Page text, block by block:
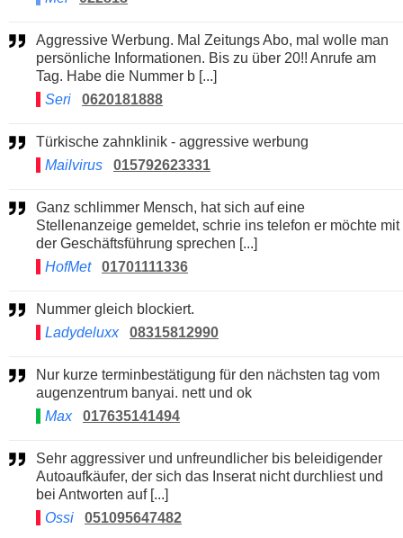
Aggressive Werbung. Mal Zeitungs Abo, mal wolle man
persönliche Informationen. Bis zu über 20!! Anrufe am
Tag. Habe die Nummer b [...]
Seri
0620181888
Türkische zahnklinik - aggressive werbung
Mailvirus
015792623331
Ganz schlimmer Mensch, hat sich auf eine
Stellenanzeige gemeldet, schrie ins telefon er möchte mit
der Geschäftsführung sprechen [...]
HofMet
01701111336
Nummer gleich blockiert.
Ladydeluxx
08315812990
Nur kurze terminbestätigung für den nächsten tag vom
augenzentrum banyai. nett und ok
Max
017635141494
Sehr aggressiver und unfreundlicher bis beleidigender
Autoaufkäufer, der sich das Inserat nicht durchliest und
bei Antworten auf [...]
Ossi
051095647482